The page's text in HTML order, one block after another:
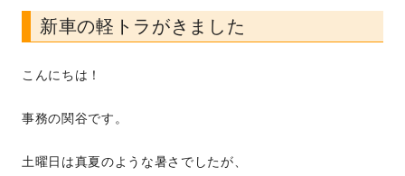
新車の軽トラがきました
こんにちは！
事務の関谷です。
土曜日は真夏のような暑さでしたが、